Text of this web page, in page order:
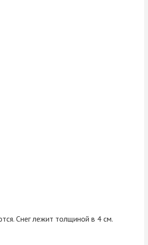
Снег лежит толщиной в 4 см.